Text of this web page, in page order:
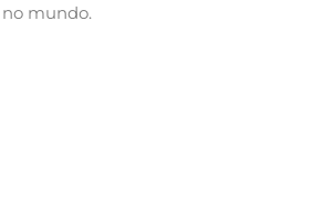
mundo.